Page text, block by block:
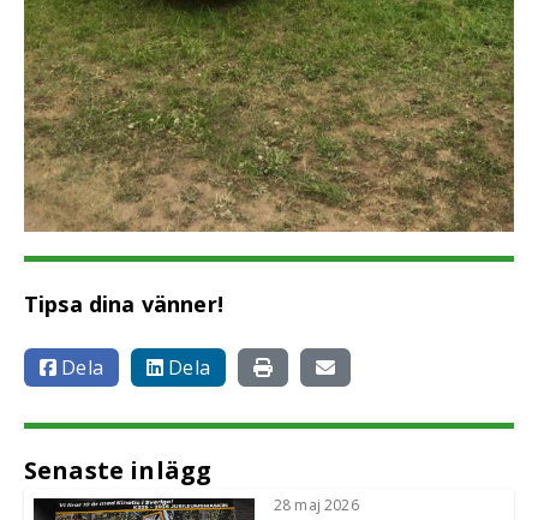
Tipsa dina vänner!
Dela Dela
Senaste inlägg
28 maj 2026